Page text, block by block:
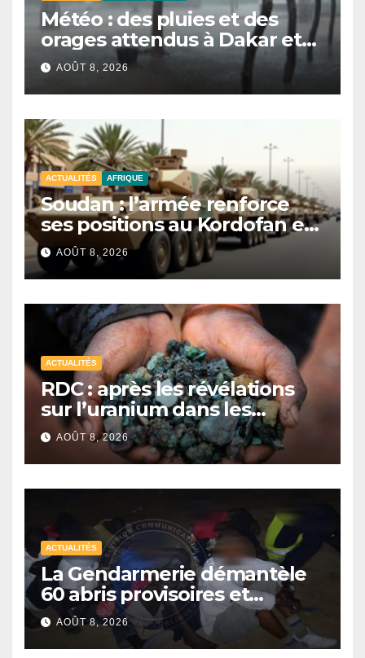
Météo : des pluies et des
orages attendus à Dakar et
dans plusieurs localités ce
samedi
AOÛT 8, 2026
ACTUALITÉS AFRIQUE
Soudan : l’armée renforce
ses positions au Kordofan et
au Darfour avec des blindés
financés par Riyad
AOÛT 8, 2026
ACTUALITÉS
RDC : après les révélations
sur l’uranium dans les
exportations de cobalt,
Kinshasa lance une
campagne de vérification
AOÛT 8, 2026
ACTUALITÉS
La Gendarmerie démantèle
60 abris provisoires et
interpelle 27 personnes
AOÛT 8, 2026